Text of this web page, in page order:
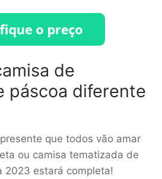
de
páscoa diferente
que todos vão amar
ou camisa tematizada de
2023 estará completa!